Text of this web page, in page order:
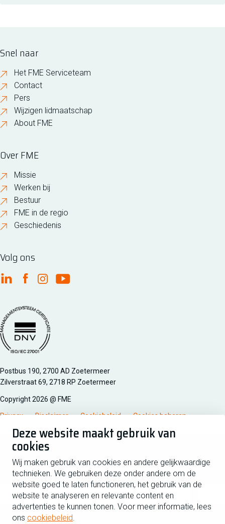
Deze website maakt gebruik van
cookies
Wij maken gebruik van cookies en andere gelijkwaardige
technieken. We gebruiken deze onder andere om de
website goed te laten functioneren, het gebruik van de
website te analyseren en relevante content en
advertenties te kunnen tonen. Voor meer informatie, lees
ons cookiebeleid.
Snel naar
Het FME Serviceteam
Contact
Pers
Wijzigen lidmaatschap
About FME
Over FME
Missie
Werken bij
Bestuur
FME in de regio
Geschiedenis
Volg ons
FME Linkedin
FME Facebook
FME Instagram
FME Youtube
Managementsyteem certificatie DNV iso/iec 27001
Postbus 190, 2700 AD Zoetermeer
Zilverstraat 69, 2718 RP Zoetermeer
Copyright 2026 @ FME
Privacy Disclaimer Cookiebeleid Cookies beheren
Schrijf je in voor de nieuwsbrief
Voornaam
Achternaam